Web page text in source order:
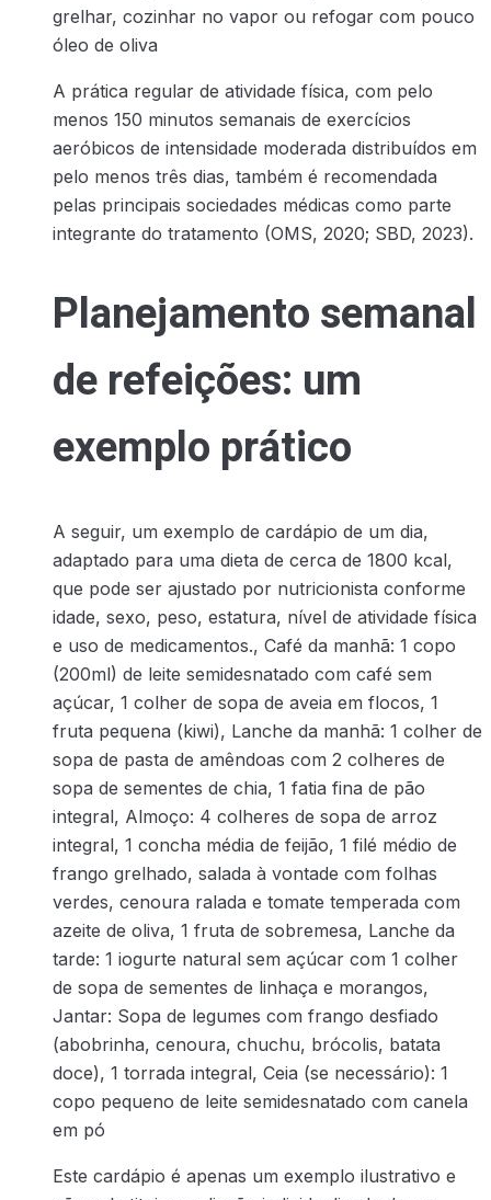
grelhar, cozinhar no vapor ou refogar com pouco
óleo de oliva
A prática regular de atividade física, com pelo
menos 150 minutos semanais de exercícios
aeróbicos de intensidade moderada distribuídos em
pelo menos três dias, também é recomendada
pelas principais sociedades médicas como parte
integrante do tratamento (OMS, 2020; SBD, 2023).
Planejamento semanal
de refeições: um
exemplo prático
A seguir, um exemplo de cardápio de um dia,
adaptado para uma dieta de cerca de 1800 kcal,
que pode ser ajustado por nutricionista conforme
idade, sexo, peso, estatura, nível de atividade física
e uso de medicamentos., Café da manhã: 1 copo
(200ml) de leite semidesnatado com café sem
açúcar, 1 colher de sopa de aveia em flocos, 1
fruta pequena (kiwi), Lanche da manhã: 1 colher de
sopa de pasta de amêndoas com 2 colheres de
sopa de sementes de chia, 1 fatia fina de pão
integral, Almoço: 4 colheres de sopa de arroz
integral, 1 concha média de feijão, 1 filé médio de
frango grelhado, salada à vontade com folhas
verdes, cenoura ralada e tomate temperada com
azeite de oliva, 1 fruta de sobremesa, Lanche da
tarde: 1 iogurte natural sem açúcar com 1 colher
de sopa de sementes de linhaça e morangos,
Jantar: Sopa de legumes com frango desfiado
(abobrinha, cenoura, chuchu, brócolis, batata
doce), 1 torrada integral, Ceia (se necessário): 1
copo pequeno de leite semidesnatado com canela
em pó
Este cardápio é apenas um exemplo ilustrativo e